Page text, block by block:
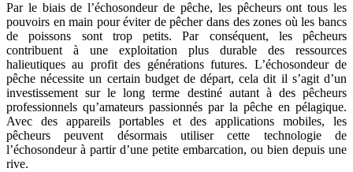
Par le biais de l’échosondeur de pêche, les pêcheurs ont tous les
pouvoirs en main pour éviter de pêcher dans des zones où les bancs
de poissons sont trop petits. Par conséquent, les pêcheurs
contribuent à une exploitation plus durable des ressources
halieutiques au profit des générations futures. L’échosondeur de
pêche nécessite un certain budget de départ, cela dit il s’agit d’un
investissement sur le long terme destiné autant à des pêcheurs
professionnels qu’amateurs passionnés par la pêche en pélagique.
Avec des appareils portables et des applications mobiles, les
pêcheurs peuvent désormais utiliser cette technologie de
l’échosondeur à partir d’une petite embarcation, ou bien depuis une
rive.